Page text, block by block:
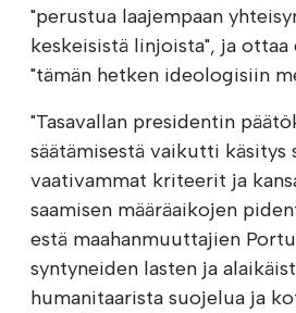
"perustua laajempaan
keskeisistä linjoista", ja
"tämän hetken ideologisiin
"Tasavallan presidentin
säätämisestä vaikutti käsitys
vaativammat kriteerit ja
saamisen määräaikojen
estä maahanmuuttajien
syntyneiden lasten ja
humanitaarista suojelua ja